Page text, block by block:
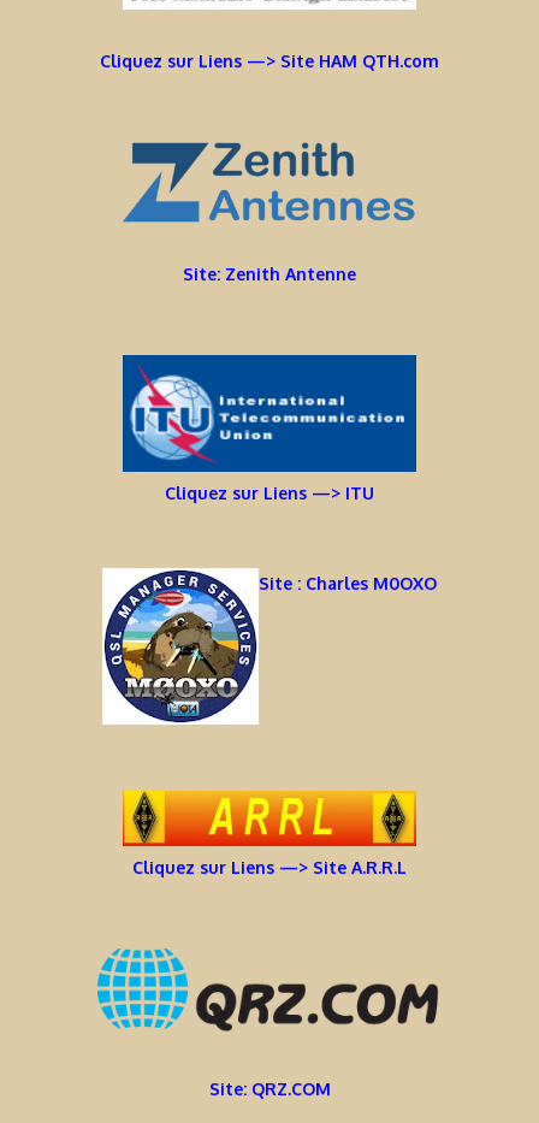
Cliquez sur Liens —> Site HAM QTH.com
Site: Zenith Antenne
Cliquez sur Liens —> ITU
Site : Charles M0OXO
Cliquez sur Liens —> Site A.R.R.L
Site: QRZ.COM